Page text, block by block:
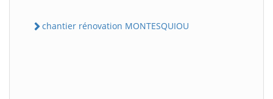
chantier rénovation MONTESQUIOU